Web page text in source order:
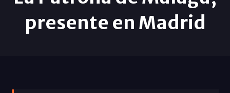
presente en Madrid